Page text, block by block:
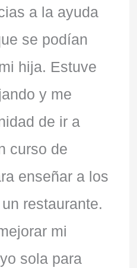
a la ayuda
se podían
hija. Estuve
y me
de ir a
curso de
enseñar a los
restaurante.
mi
sola para